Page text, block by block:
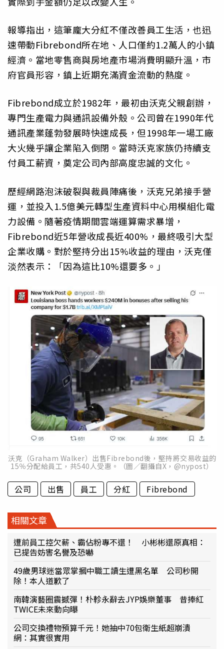
報導指出，這筆龐大分紅不僅改善員工生活，也迅
速帶動Fibrebond所在地、人口僅約1.2萬人的小鎮
經濟。當地零售商與房地產市場消費明顯升溫，市
府官員形容，鎮上近期充滿資金流動的熱度。
Fibrebond成立於1982年，最初由沃克父親創辦，
專門生產電力與通訊設備外殼。公司曾在1990年代
通訊產業蓬勃發展時快速成長，但1998年一場工廠
大火幾乎讓企業陷入倒閉。當時沃克家族仍持續支
付員工薪資，奠定公司內部高度忠誠的文化。
歷經網路泡沫破裂與裁員陣痛後，沃克兄弟接手營
運，並投入1.5億美元轉型生產資料中心用模組化電
力設備。隨著疫情期間雲端運算需求暴增，
Fibrebond近5年營收成長近400%，最終吸引大型
企業收購。對於堅持分出15%收益的理由，沃克僅
淡然表示：「因為這比10%還要多。」
沃克（Graham Walker）出售Fibrebond後，堅持將交易收益的
15％分配給員工，共540人受惠。（圖／翻攝自X，@nypost）
公司 出售 員工 分紅 Fibrebond
相關文章
遭前員工控欠薪、霸佔粉專不還！ 小彬彬還原真相：
已提告妨害名譽及恐嚇
49歲男球迷當眾掌摑中職工讀生遭黑名單 公司秒開
除！本人道歉了
南韓演藝圈震撼彈！朴軫永辭去JYP娛樂董事 昔捧紅
TWICE未來動向曝
公司交換禮物預算千元！她抽中70包衛生紙超崩潰
網：其實很實用